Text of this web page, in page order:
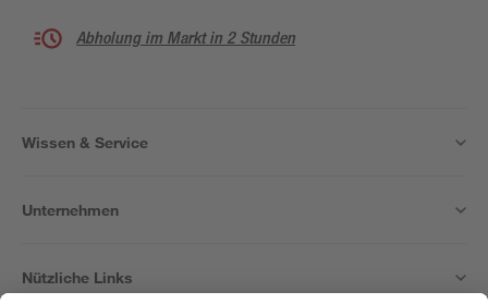
Abholung im Markt in 2 Stunden
Wissen & Service
Unternehmen
Nützliche Links